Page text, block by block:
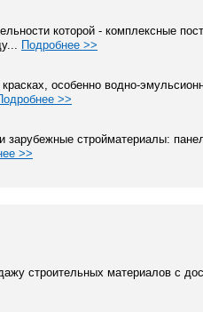
которой - комплексные
Подробнее >>
особенно водно-
>>
зарубежные стройматериалы:
>>
строительных материалов с